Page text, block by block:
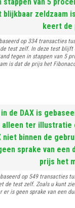
op 334 transacties
test zelf. In deze test blijft
tegen in stappen van 5
is dat de prijs het
op 549 transacties
de test zelf. Zoals u kunt
is geen sprake van een